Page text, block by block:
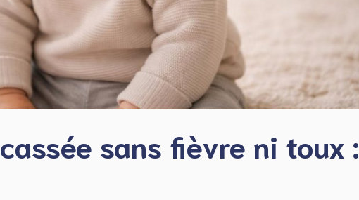
sans fièvre ni toux :